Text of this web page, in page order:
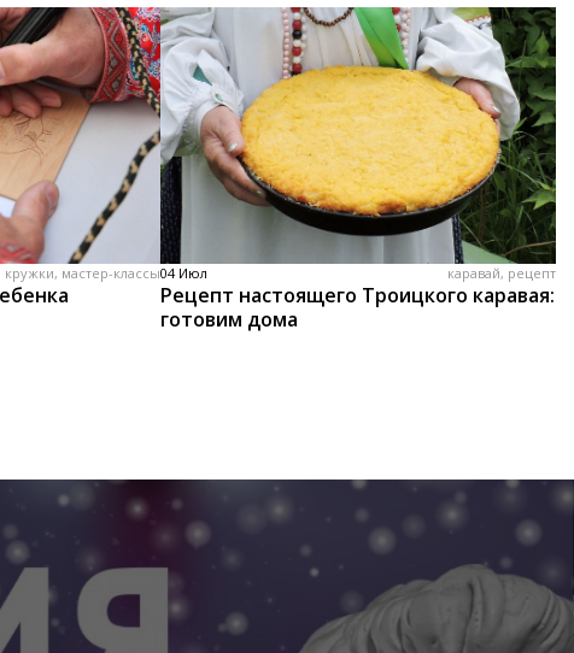
кружки, мастер-классы04 Июл каравай, рецепт
Рецепт настоящего Троицкого каравая:
готовим дома